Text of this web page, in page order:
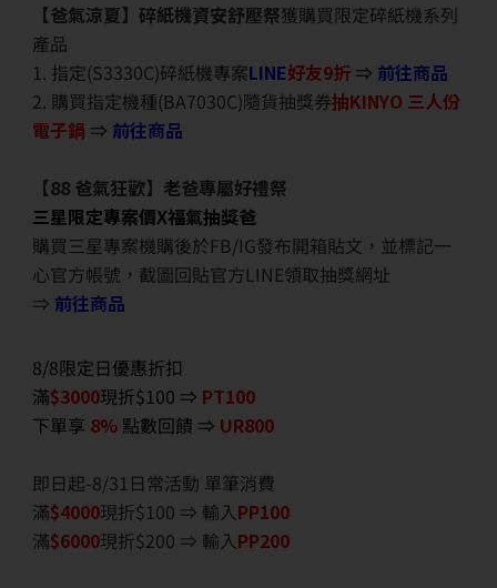
【爸氣涼夏】碎紙機資安舒壓祭獲購買限定碎紙機系列
產品
1. 指定(S3330C)碎紙機專案LINE好友9折 ⇒ 前往商品
2. 購買指定機種(BA7030C)隨貨抽獎券抽KINYO 三人份
電子鍋 ⇒ 前往商品
【88 爸氣狂歡】老爸專屬好禮祭
三星限定專案價X福氣抽獎爸
購買三星專案機購後於FB/IG發布開箱貼文，並標記一
心官方帳號，截圖回貼官方LINE領取抽獎網址
⇒ 前往商品
8/8限定日優惠折扣
滿$3000現折$100 ⇒ PT100
下單享 8% 點數回饋 ⇒ UR800
即日起-8/31日常活動 單筆消費
滿$4000現折$100 ⇒ 輸入PP100
滿$6000現折$200 ⇒ 輸入PP200